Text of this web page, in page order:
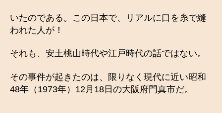
いたのである。この日本で、リアルに口を糸で縫
われた人が！
それも、安土桃山時代や江戸時代の話ではない。
その事件が起きたのは、限りなく現代に近い昭和
48年（1973年）12月18日の大阪府門真市だ。